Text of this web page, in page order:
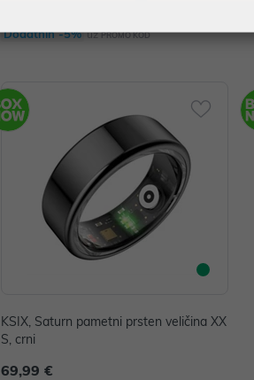
Dodatnih -5% uz PROMO KOD
KSIX, Saturn pametni prsten veličina XX
S, crni
69,99 €